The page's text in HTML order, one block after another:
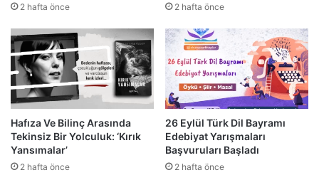
2 hafta önce 2 hafta önce
Hafıza Ve Bilinç Arasında
Tekinsiz Bir Yolculuk: ‘Kırık
Yansımalar’
2 hafta önce
26 Eylül Türk Dil Bayramı
Edebiyat Yarışmaları
Başvuruları Başladı
2 hafta önce